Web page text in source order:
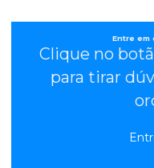
Entre em
Clique no
para tirar